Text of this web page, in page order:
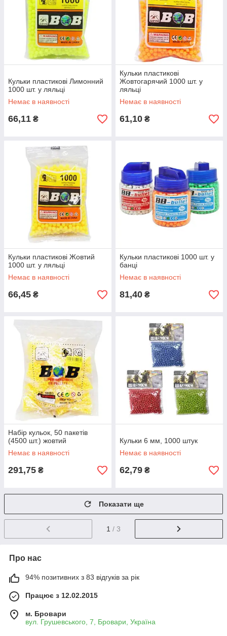
Кульки пластикові Лимонний
1000 шт. у ляльці
Немає в наявності
66,11 ₴
Кульки пластикові
Жовтогарячий 1000 шт. у
ляльці
Немає в наявності
61,10 ₴
Кульки пластикові Жовтий
1000 шт. у ляльці
Немає в наявності
66,45 ₴
Кульки пластикові 1000 шт. у
банці
Немає в наявності
81,40 ₴
Набір кульок, 50 пакетів
(4500 шт.) жовтий
Немає в наявності
291,75 ₴
Кульки 6 мм, 1000 штук
Немає в наявності
62,79 ₴
Показати ще
1 / 3
Про нас
94% позитивних з 83 відгуків за рік
Працює з 12.02.2015
м. Бровари
вул. Грушевського, 7, Бровари, Україна